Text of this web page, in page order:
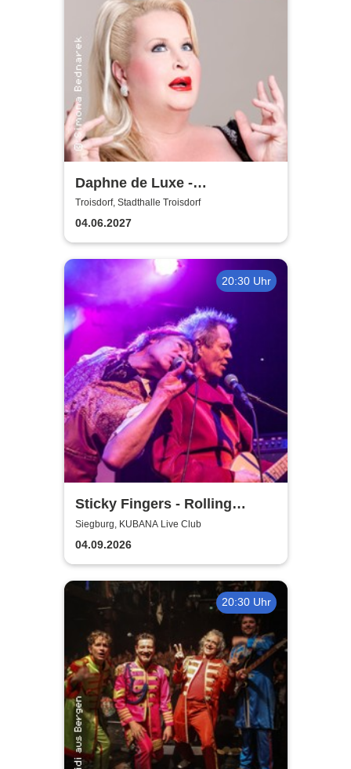
Daphne de Luxe -
Geduldsproben
Troisdorf, Stadthalle Troisdorf
04.06.2027
20:30 Uhr
Sticky Fingers - Rolling
Stones Tribute
Siegburg, KUBANA Live Club
04.09.2026
20:30 Uhr